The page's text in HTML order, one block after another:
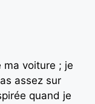
ma voiture ; je
assez sur
quand je